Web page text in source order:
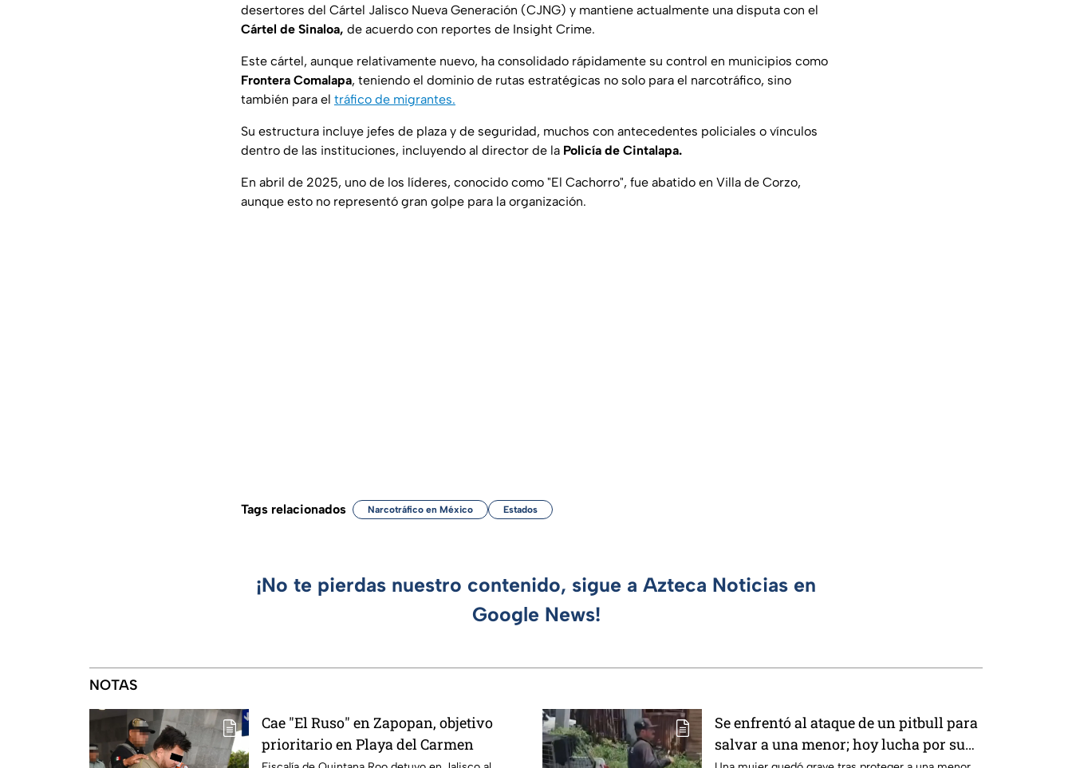
desertores del Cártel Jalisco Nueva Generación (CJNG) y mantiene actualmente una disputa con el
Cártel de Sinaloa, de acuerdo con reportes de Insight Crime.
Este cártel, aunque relativamente nuevo, ha consolidado rápidamente su control en municipios como
Frontera Comalapa, teniendo el dominio de rutas estratégicas no solo para el narcotráfico, sino
también para el tráfico de migrantes.
Su estructura incluye jefes de plaza y de seguridad, muchos con antecedentes policiales o vínculos
dentro de las instituciones, incluyendo al director de la Policía de Cintalapa.
En abril de 2025, uno de los líderes, conocido como "El Cachorro", fue abatido en Villa de Corzo,
aunque esto no representó gran golpe para la organización.
Tags relacionados Narcotráfico en México Estados
¡No te pierdas nuestro contenido, sigue a Azteca Noticias en
Google News!
NOTAS
Cae "El Ruso" en Zapopan, objetivo
prioritario en Playa del Carmen
Se enfrentó al ataque de un pitbull para
salvar a una menor; hoy lucha por su